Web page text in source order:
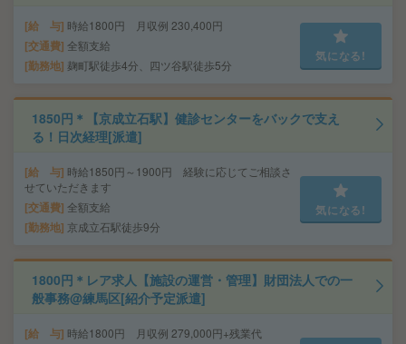
給 与 時給1800円 月収例 230,400円
交通費 全額支給
勤務地 麹町駅徒歩4分、四ツ谷駅徒歩5分
気になる!
1850円＊【京成立石駅】健診センターをバックで支え
る！日次経理[派遣]
給 与 時給1850円～1900円 経験に応じてご相談さ
せていただきます
交通費 全額支給
勤務地 京成立石駅徒歩9分
気になる!
1800円＊レア求人【施設の運営・管理】財団法人での一
般事務@練馬区[紹介予定派遣]
給 与 時給1800円 月収例 279,000円+残業代